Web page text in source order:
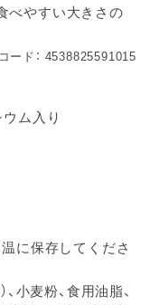
べやすい大きさの
ード： 4538825591015
ム入り
に保存してくださ
、小麦粉、食用油脂、